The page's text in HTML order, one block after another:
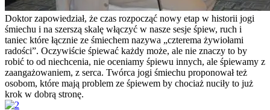
Doktor zapowiedział, że czas rozpocząć nowy etap w historii jogi
śmiechu i na szerszą skalę włączyć w nasze sesje śpiew, ruch i
taniec które łącznie ze śmiechem nazywa „czterema żywiołami
radości”. Oczywiście śpiewać każdy może, ale nie znaczy to by
robić to od niechcenia, nie oceniamy śpiewu innych, ale śpiewamy z
zaangażowaniem, z serca. Twórca jogi śmiechu proponował też
osobom, które mają problem ze śpiewem by chociaż nuciły to już
krok w dobrą stronę.